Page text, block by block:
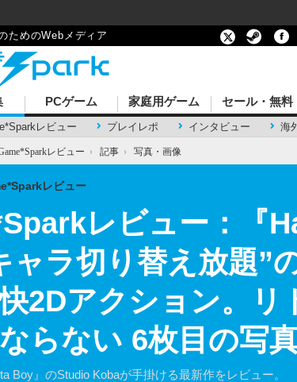
ためのWebメディア
レビュー プレイレポ インタビュー 海
PCゲーム 家庭用ゲーム セール・無料
レビュー › 記事 › 写真・画像
レビュー：『
ャラ切り替え放題”
2Dアクション。
らない 6枚目の写
Boy』のStudio Kobaが手掛ける最新作をレビュー。
レビュー